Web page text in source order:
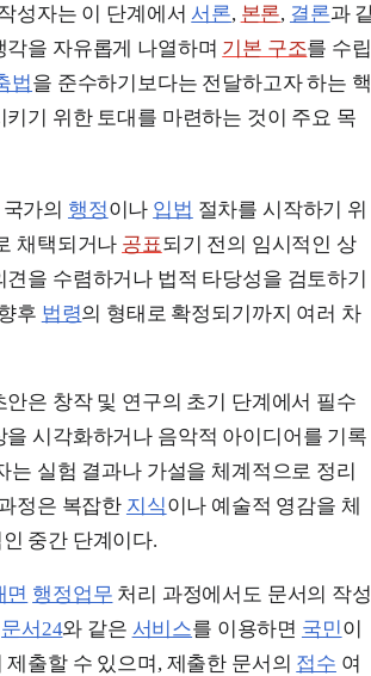
성자는 이 단계에서 서론, 본론, 결론과
을 자유롭게 나열하며 기본 구조를 수립
법을 준수하기보다는 전달하고자 하는 핵
기 위한 토대를 마련하는 것이 주요 목
가의 행정이나 입법 절차를 시작하기 위
채택되거나 공표되기 전의 임시적인 상
을 수렴하거나 법적 타당성을 검토하기
후 법령의 형태로 확정되기까지 여러 차
안은 창작 및 연구의 초기 단계에서 필수
시각화하거나 음악적 아이디어를 기록
실험 결과나 가설을 체계적으로 정리
정은 복잡한 지식이나 예술적 영감을 체
중간 단계이다.
면 행정업무 처리 과정에서도 문서의 작성
문서24와 같은 서비스를 이용하면 국민 이
출할 수 있으며, 제출한 문서의 접수 여